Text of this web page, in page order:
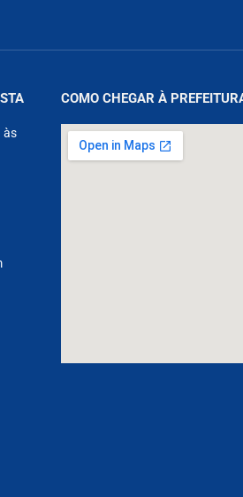
às
COMO CHEGAR À